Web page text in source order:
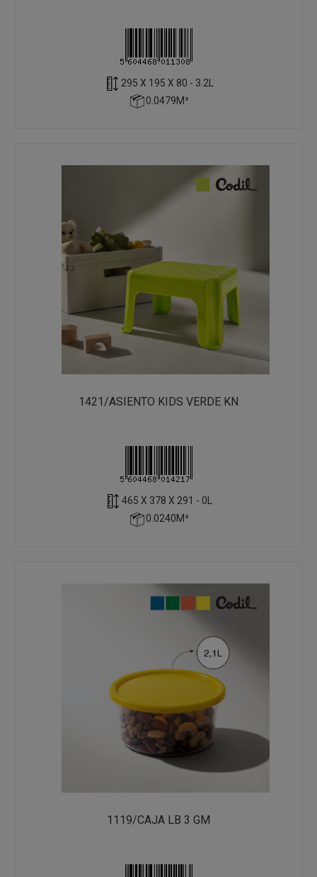
295 X 195 X 80 - 3.2L
0.0479M³
1421/ASIENTO KIDS VERDE KN
465 X 378 X 291 - 0L
0.0240M³
1119/CAJA LB 3 GM